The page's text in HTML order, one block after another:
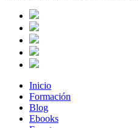
Inicio
Formación
Blog
Ebooks